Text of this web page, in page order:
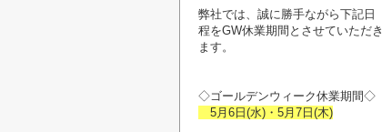
弊社では、誠に勝手ながら下記日
程をGW休業期間とさせていただき
ます。
◇ゴールデンウィーク休業期間◇
5月6日(水)・5月7日(木)